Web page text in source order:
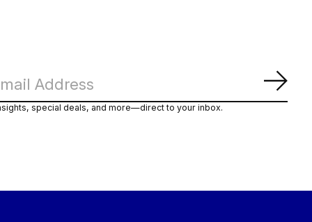
special deals, and more—direct to your inbox.